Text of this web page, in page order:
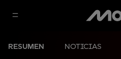
RESUMEN NOTICIAS